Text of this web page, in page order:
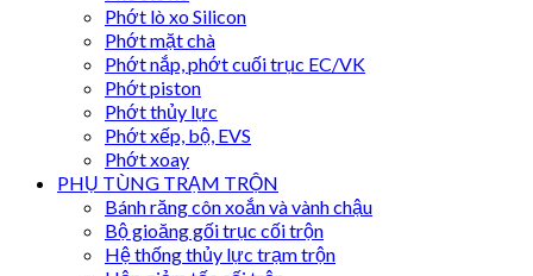
Phớt lò xo Silicon
Phớt mặt chà
Phớt nắp, phớt cuối trục EC/VK
Phớt piston
Phớt thủy lực
Phớt xếp, bộ, EVS
Phớt xoay
PHỤ TÙNG TRẠM TRỘN
Bánh răng côn xoắn và vành chậu
Bộ gioăng gối trục cối trộn
Hệ thống thủy lực trạm trộn